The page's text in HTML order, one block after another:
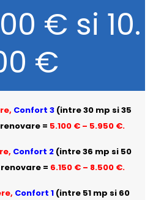
€ si 10.
€
Confort 3(intre 30 mp si 35
= 5.100 € – 5.950 €.
Confort 2 (intre 36 mp si 50
= 6.150 € – 8.500 €.
Confort 1 (intre 51 mp si 60